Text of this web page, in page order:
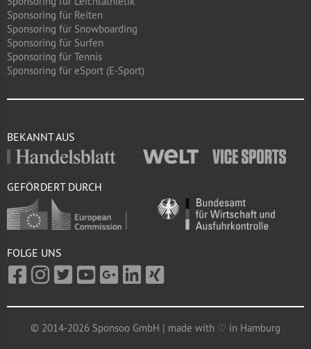
Sponsoring für Reiten
Sponsoring für Snowboarding
Sponsoring für Surfen
Sponsoring für Tennis
Sponsoring für eSport (E-Sport)
BEKANNT AUS
GEFÖRDERT DURCH
FOLGE UNS
© 2014-2026 Sponsoo GmbH | made with ♡ in Hamburg